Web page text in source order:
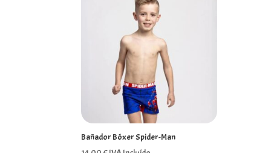
Bañador Bóxer Spider-Man